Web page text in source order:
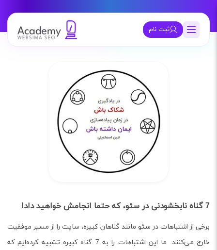
ثبت نام
7 گناه نابخشودنی در سئو، که حتما انجامش خواهید داد!
برخی از اشتباهات در سئو مانند گناهان کبیره، سایت را از مسیر موفقیت
خارج می‌کنند. ما این اشتباهات را به 7 گناه کبیره تشبیه کرده‌ایم که